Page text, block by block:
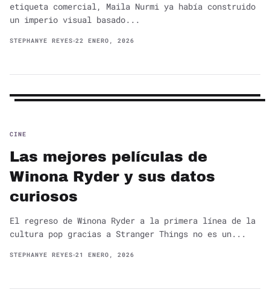
etiqueta comercial, Maila Nurmi ya había construido
un imperio visual basado...
STEPHANYE REYES 22 ENERO, 2026
CINE
Las mejores películas de
Winona Ryder y sus datos
curiosos
El regreso de Winona Ryder a la primera línea de la
cultura pop gracias a Stranger Things no es un...
STEPHANYE REYES 21 ENERO, 2026